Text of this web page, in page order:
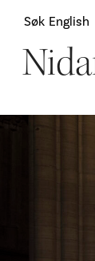
Søk English